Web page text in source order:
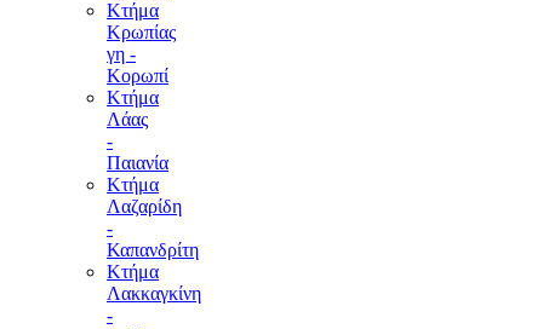
Κτήμα
Κρωπίας
γη -
Κορωπί
Κτήμα
Λάας
-
Παιανία
Κτήμα
Λαζαρίδη
-
Καπανδρίτη
Κτήμα
Λακκαγκίνη
-